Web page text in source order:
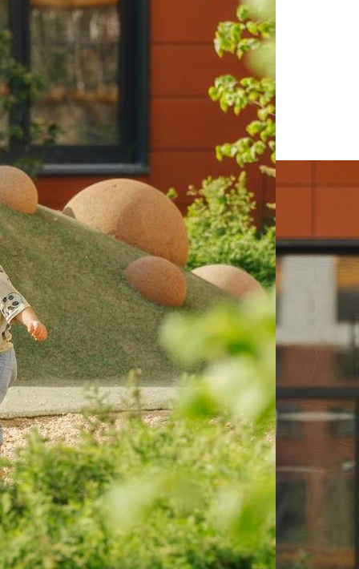
Предлагается
Продажа
Желаемый / подходящий вид деятельности
Не указано
Назначение
Не указано
Размер площади (м2)
3.1
Цена за помещение
384 400 руб.
О помещении